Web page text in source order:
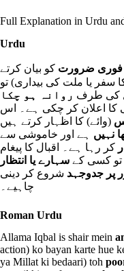
Full Explanation in Urdu
Urdu
ضرورت کو بیان کرتے
سفر یا ملت کی بیداری) تو
کی طرف روانہ ہو چکا
کا اعلان کر چکی ہے۔ اس
(وائے) کا اظہار کرتے ہیں
نہیں ہے اور خاموشی سے
کر رہا ہے۔ اقبال کا پیغام
تو کسی کے سہارے یا انتظار
پر جدوجہد شروع کر دینی
چاہیے۔
Roman Urdu
Allama Iqbal is shair mein
action) ko bayan karte hue
ya Millat ki bedaari) toh